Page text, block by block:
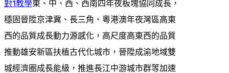
對1教學東、中、西、西南四年夜板塊協同成長，
穩固晉陞京津冀、長三角、粵港澳年夜灣區高東
西的品質成長動力源感化，高尺度高東西的品質
推動雄安新區扶植古代化城市，晉陞成渝地域雙
城經濟圈成長能級，推進長江中游城市群等加速